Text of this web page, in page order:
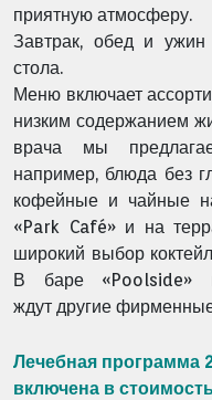
приятную атмосферу.
Завтрак, обед и
стола.
Меню включает
низким содержанием
врача мы
например, блюда без
кофейные и чайные
«Park Café» и на
широкий выбор
В баре «Poolside»
ждут другие
Лечебная программа
включена в